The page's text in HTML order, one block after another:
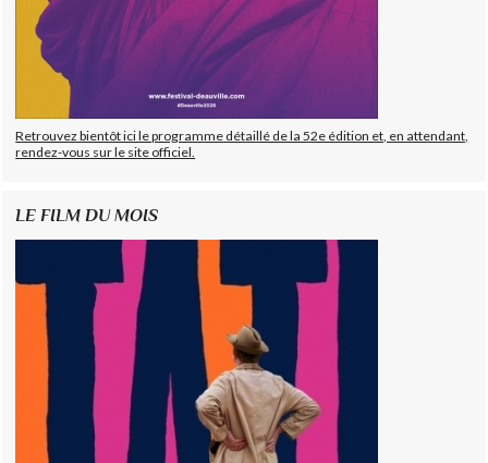
Retrouvez bientôt ici le programme détaillé de la 52e édition et, en attendant,
rendez-vous sur le site officiel.
LE FILM DU MOIS